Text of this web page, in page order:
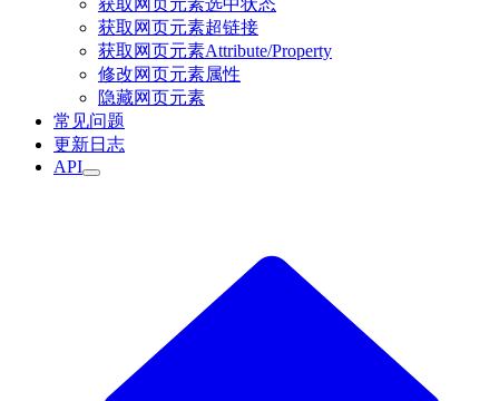
获取网页元素选中状态
获取网页元素超链接
获取网页元素Attribute/Property
修改网页元素属性
隐藏网页元素
常见问题
更新日志
API